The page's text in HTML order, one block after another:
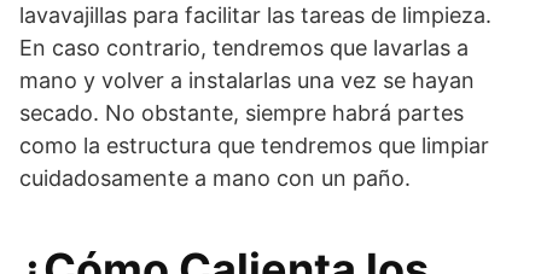
lavavajillas para facilitar las tareas de limpieza.
En caso contrario, tendremos que lavarlas a
mano y volver a instalarlas una vez se hayan
secado. No obstante, siempre habrá partes
como la estructura que tendremos que limpiar
cuidadosamente a mano con un paño.